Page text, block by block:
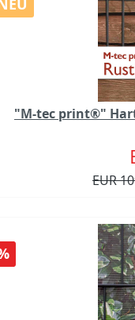
"M-tec print®"
EUR